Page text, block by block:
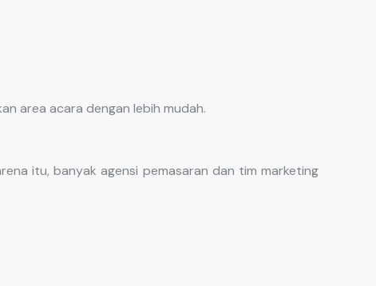
area acara dengan lebih mudah.
itu, banyak agensi pemasaran dan tim marketing